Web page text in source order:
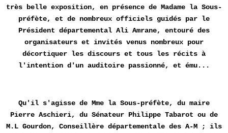
très belle exposition, en présence de Madame la Sous-
préfète, et de nombreux officiels guidés par le
Président départemental Ali Amrane, entouré des
organisateurs et invités venus nombreux pour
décortiquer les discours et tous les récits à
l'intention d'un auditoire passionné, et ému...
Qu'il s'agisse de Mme la Sous-préfète, du maire
Pierre Aschieri, du Sénateur Philippe Tabarot ou de
M.L Gourdon, Conseillère départementale des A-M ; ils